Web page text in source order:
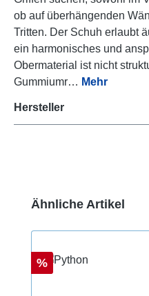
ob auf überhängenden
Tritten. Der Schuh erlaubt
ein harmonisches und
Obermaterial ist nicht
Gummiumr… Mehr
Hersteller
Produktgalerie
Ähnliche Artikel
Rabatt
%